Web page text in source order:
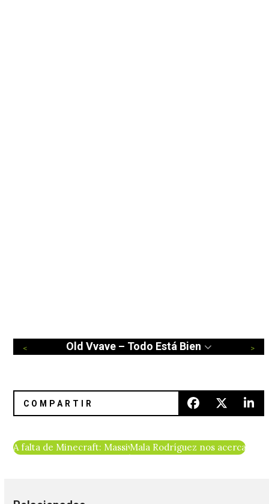
Old Vvave – Todo Está Bien
A falta de Minecraft: Massive Attack en el Melt Music
Mala Rodríguez nos acerca a